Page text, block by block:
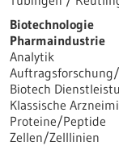
Biotechnologie
Pharmaindustrie
Analytik
Biotech
Klassische
Proteine/Peptide
Zellen/Zelllinien